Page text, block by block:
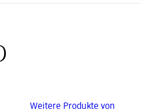
Weitere Produkte von